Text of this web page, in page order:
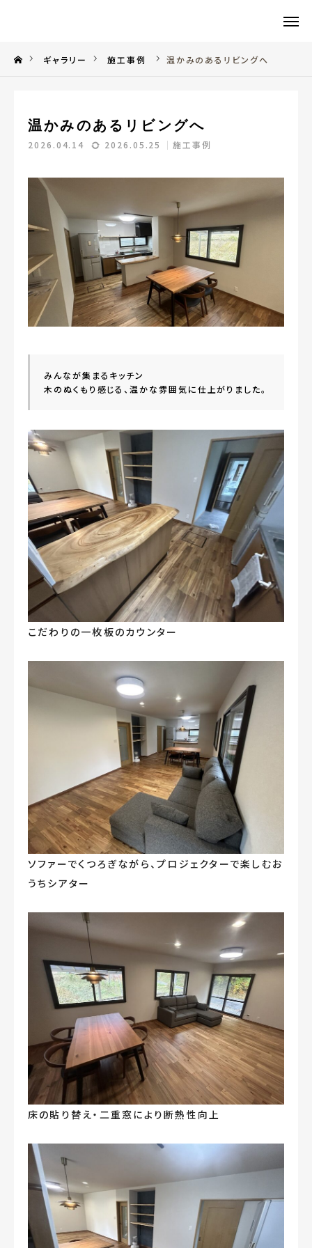
ギャラリー 施工事例 温かみのあるリビングへ
温かみのあるリビングへ
2026.04.14 2026.05.25 施工事例
みんなが集まるキッチン
木のぬくもり感じる、温かな雰囲気に仕上がりました。
こだわりの一枚板のカウンター
ソファーでくつろぎながら、プロジェクターで楽しむお
うちシアター
床の貼り替え・二重窓により断熱性向上
CONTACT TEL
TOP
事業内容
エコリフォームとは
ギャラリー
採用情報
『お家ワンストップ』相談室
無料相談随時受付中